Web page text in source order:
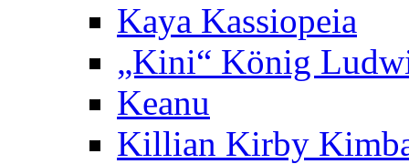
Kaya Kassiopeia
„Kini“ König
Keanu
Killian Kirby